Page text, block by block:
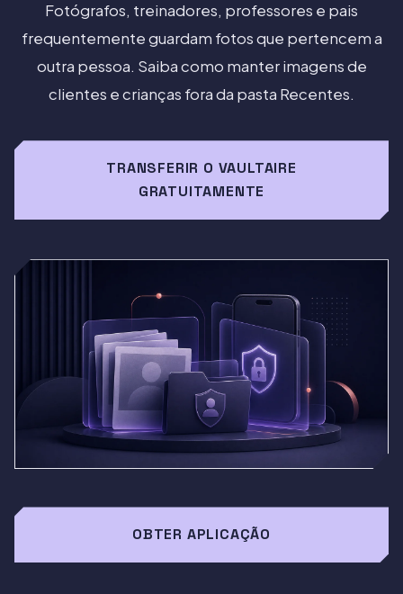
Fotógrafos, treinadores, professores e pais
frequentemente guardam fotos que pertencem a
outra pessoa. Saiba como manter imagens de
clientes e crianças fora da pasta Recentes.
TRANSFERIR O VAULTAIRE
GRATUITAMENTE
OBTER APLICAÇÃO